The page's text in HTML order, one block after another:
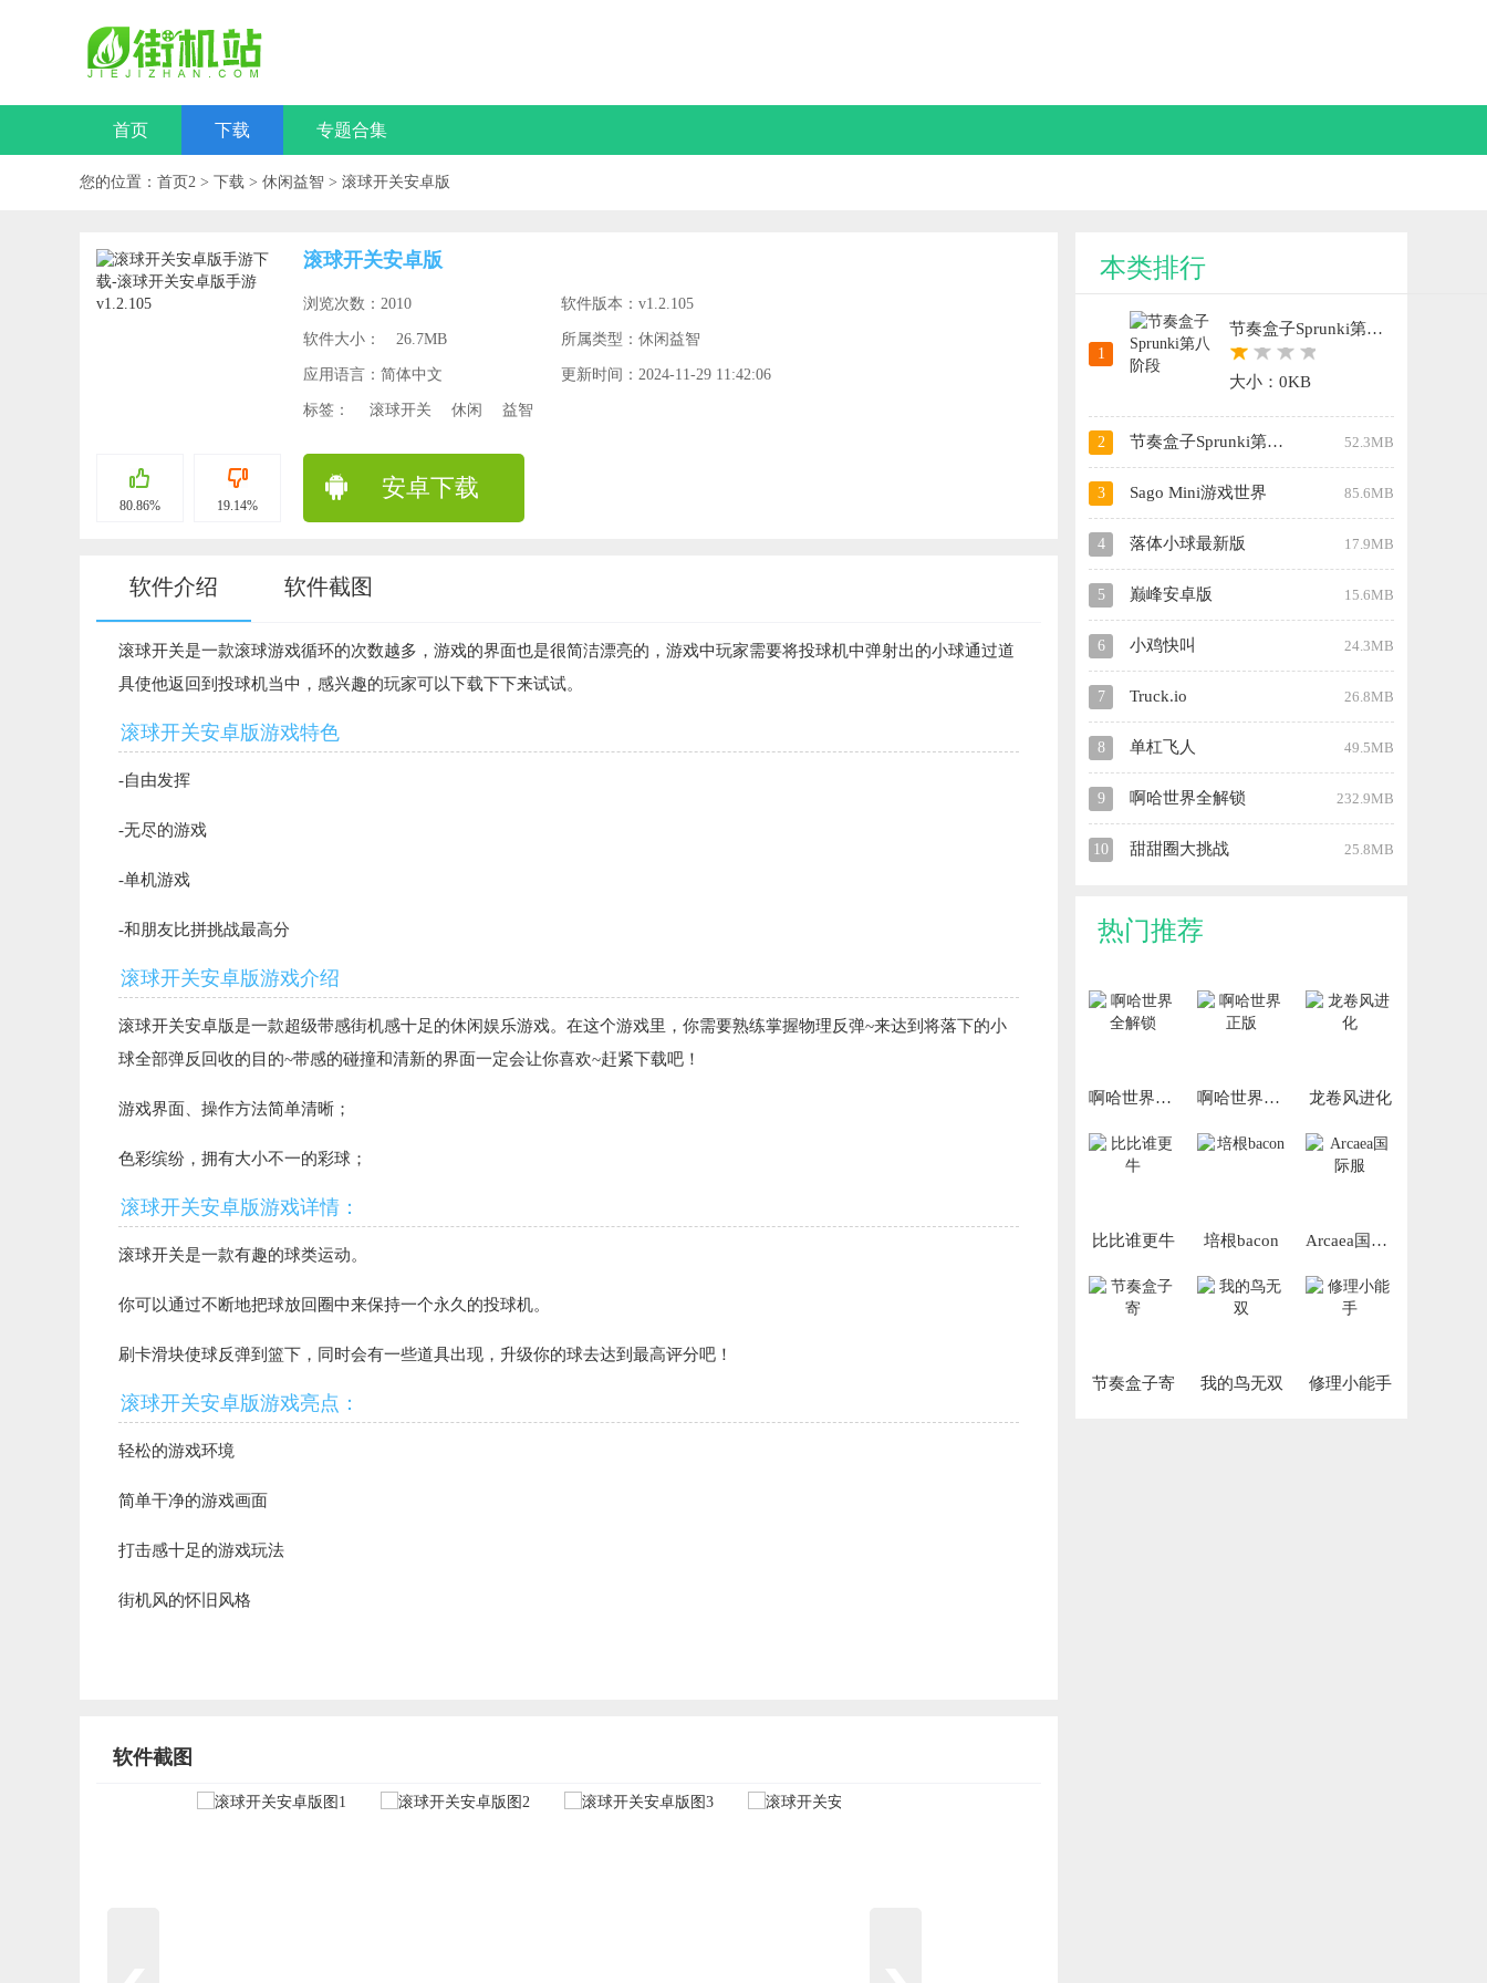
首页 下载 专题合集
您的位置： 首页2 > 下载 > 休闲益智 > 滚球开关安卓版
80.86% 19.14%
滚球开关安卓版
浏览次数：2010 软件版本：v1.2.105
软件大小： 26.7MB 所属类型：休闲益智
应用语言：简体中文 更新时间：2024-11-29 11:42:06
标签： 滚球开关 休闲 益智
安卓下载
软件介绍 软件截图
滚球开关是一款滚球游戏循环的次数越多，游戏的界面也是很简洁漂亮的，游戏中玩家需要将投球机中弹射出的小球通过道
具使他返回到投球机当中，感兴趣的玩家可以下载下下来试试。
滚球开关安卓版游戏特色
-自由发挥
-无尽的游戏
-单机游戏
-和朋友比拼挑战最高分
滚球开关安卓版游戏介绍
滚球开关安卓版是一款超级带感街机感十足的休闲娱乐游戏。在这个游戏里，你需要熟练掌握物理反弹~来达到将落下的小
球全部弹反回收的目的~带感的碰撞和清新的界面一定会让你喜欢~赶紧下载吧！
游戏界面、操作方法简单清晰；
色彩缤纷，拥有大小不一的彩球；
滚球开关安卓版游戏详情：
滚球开关是一款有趣的球类运动。
你可以通过不断地把球放回圈中来保持一个永久的投球机。
刷卡滑块使球反弹到篮下，同时会有一些道具出现，升级你的球去达到最高评分吧！
滚球开关安卓版游戏亮点：
轻松的游戏环境
简单干净的游戏画面
打击感十足的游戏玩法
街机风的怀旧风格
软件截图
本类排行
1
节奏盒子Sprunki第八阶段
大小：0KB
2 节奏盒子Sprunki第十三阶段 52.3MB
3 Sago Mini游戏世界 85.6MB
4 落体小球最新版 17.9MB
5 巅峰安卓版 15.6MB
6 小鸡快叫 24.3MB
7 Truck.io 26.8MB
8 单杠飞人 49.5MB
9 啊哈世界全解锁 232.9MB
10 甜甜圈大挑战 25.8MB
热门推荐
啊哈世界全解锁 啊哈世界正版 龙卷风进化
比比谁更牛 培根bacon Arcaea国际服
节奏盒子寄 我的鸟无双 修理小能手